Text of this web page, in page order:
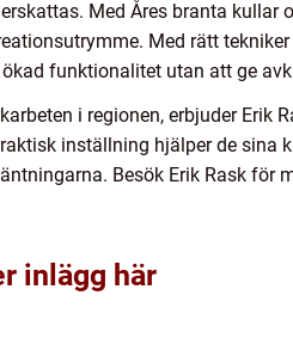
Med Åres branta kullar
Med rätt
funktionalitet utan att ge
i regionen, erbjuder Erik
inställning hjälper de sina
Besök Erik Rask för
inlägg här